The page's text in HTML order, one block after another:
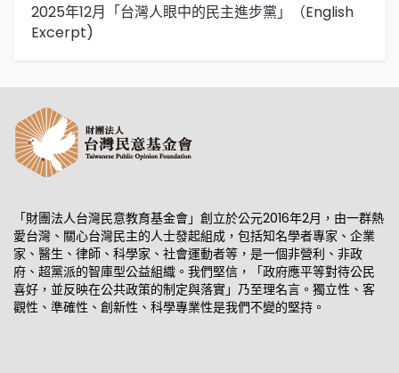
2025年12月「台灣人眼中的民主進步黨」（English
Excerpt)
「財團法人台灣民意教育基金會」創立於公元2016年2月，由一群熱
愛台灣、關心台灣民主的人士發起組成，包括知名學者專家、企業
家、醫生、律師、科學家、社會運動者等，是一個非營利、非政
府、超黨派的智庫型公益組織。我們堅信，「政府應平等對待公民
喜好，並反映在公共政策的制定與落實」乃至理名言。獨立性、客
觀性、準確性、創新性、科學專業性是我們不變的堅持。